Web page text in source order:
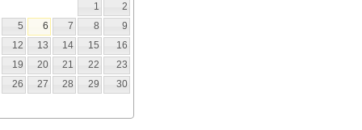
1
2
5 6 7 8
9
12 13 14 15
16
19 20 21 22
23
26 27 28 29
30